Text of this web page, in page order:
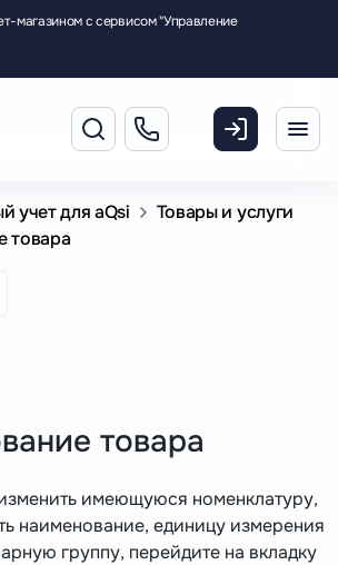
магазином с сервисом "Управление
учет для aQsi
Товары и услуги
товара
товара
имеющуюся номенклатуру,
наименование, единицу измерения
группу, перейдите на вкладку